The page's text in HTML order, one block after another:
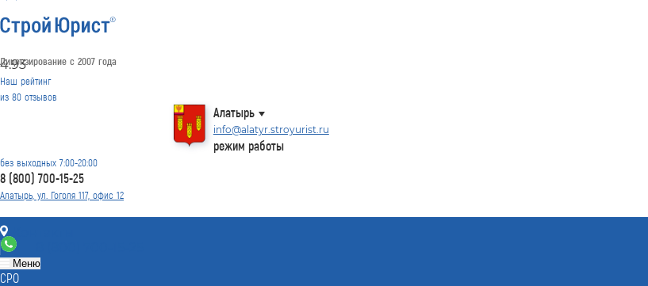
Лицензирование с 2007 года
4.93
Наш рейтинг
из 80 отзывов
Алатырь
info@alatyr.stroyurist.ru
режим работы
без выходных 7:00-20:00
8 (800) 700-15-25
Алатырь, ул. Гоголя 117, офис 12
Контакты
Меню
СРО